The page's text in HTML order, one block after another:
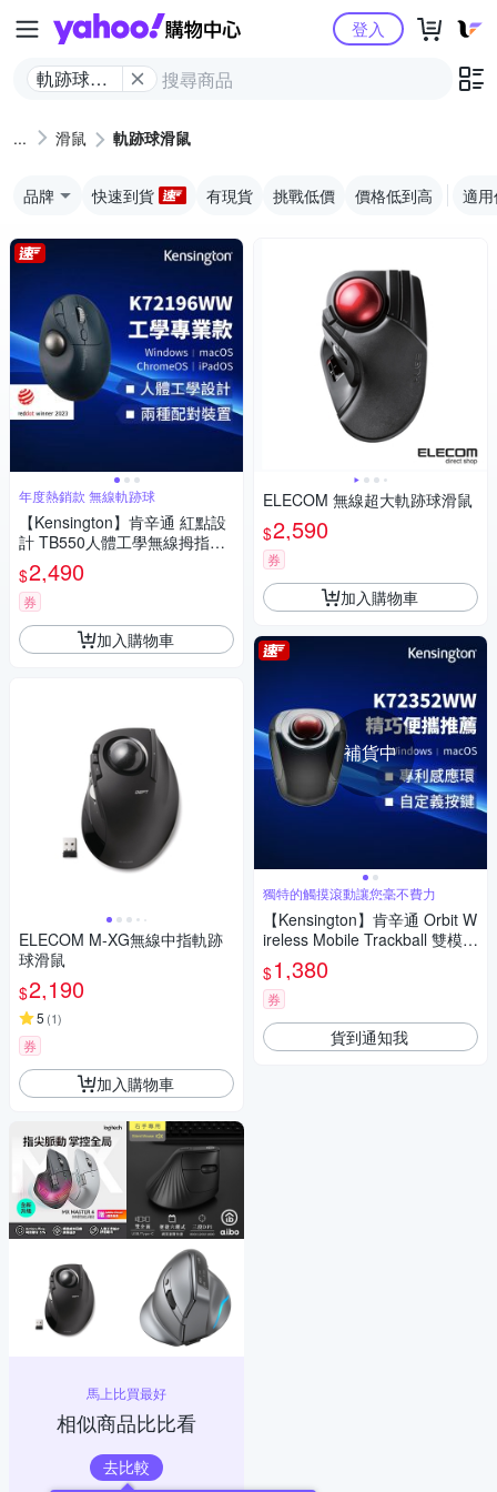
Yahoo購物中心
軌跡球滑
登入
滑鼠 軌跡球滑鼠
品牌 快速到貨 有現貨 挑戰低價 價格低到高 適
年度熱銷款 無線軌跡球
【Kensington】肯辛通 紅點設
計 TB550人體工學無線拇指軌
跡球滑鼠
$2,490
券
加入購物車
ELECOM M-XG無線中指軌跡
球滑鼠
$2,190
5 (1)
券
加入購物車
馬上比買最好
相似商品比比看
去比較
ELECOM 無線超大軌跡球滑鼠
$2,590
券
加入購物車
補貨中
獨特的觸摸滾動讓您毫不費力
【Kensington】肯辛通 Orbit W
ireless Mobile Trackball 雙模無
線行動軌跡球
$1,380
券
貨到通知我